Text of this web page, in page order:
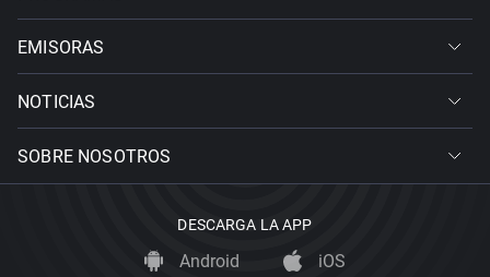
EMISORAS
NOTICIAS
SOBRE NOSOTROS
DESCARGA LA APP
Android iOS